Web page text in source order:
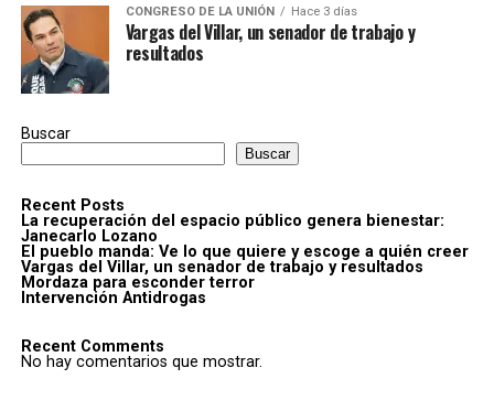
CONGRESO DE LA UNIÓN Hace 3 días
Vargas del Villar, un senador de trabajo y
resultados
Buscar
Buscar
Recent Posts
La recuperación del espacio público genera bienestar:
Janecarlo Lozano
El pueblo manda: Ve lo que quiere y escoge a quién creer
Vargas del Villar, un senador de trabajo y resultados
Mordaza para esconder terror
Intervención Antidrogas
Recent Comments
No hay comentarios que mostrar.